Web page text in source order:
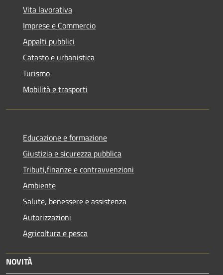
Vita lavorativa
Imprese e Commercio
Appalti pubblici
Catasto e urbanistica
Turismo
Mobilità e trasporti
Educazione e formazione
Giustizia e sicurezza pubblica
Tributi,finanze e contravvenzioni
Ambiente
Salute, benessere e assistenza
Autorizzazioni
Agricoltura e pesca
NOVITÀ